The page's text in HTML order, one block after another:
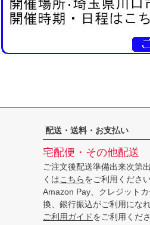
配送・送料・お支払い
宅配便・その他配送
ご注文後配送準備出来次第
くはこちらをご利用ください
Amazon Pay、クレジットカ
換、銀行振込がご利用にな
ご利用ガイドをご利用くださ